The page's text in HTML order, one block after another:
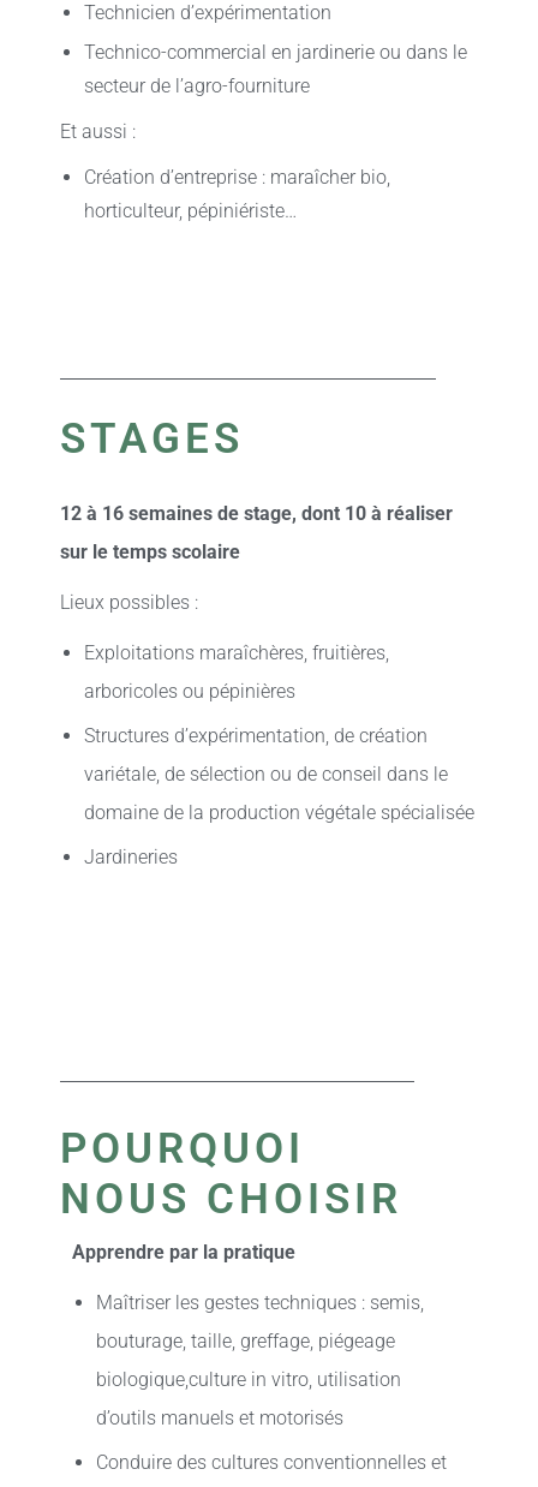
Technicien d’expérimentation
Technico-commercial en jardinerie ou dans le
secteur de l’agro-fourniture
Et aussi :
Création d’entreprise : maraîcher bio,
horticulteur, pépiniériste…
STAGES
12 à 16 semaines de stage, dont 10 à réaliser
sur le temps scolaire
Lieux possibles :
Exploitations maraîchères, fruitières,
arboricoles ou pépinières
Structures d’expérimentation, de création
variétale, de sélection ou de conseil dans le
domaine de la production végétale spécialisée
Jardineries
POURQUOI
NOUS CHOISIR
Apprendre par la pratique
Maîtriser les gestes techniques : semis,
bouturage, taille, greffage, piégeage
biologique,culture in vitro, utilisation
d’outils manuels et motorisés
Conduire des cultures conventionnelles et